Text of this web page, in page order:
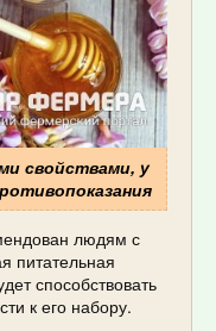
свойствами, у
людям с
питательная
способствовать
к его набору.